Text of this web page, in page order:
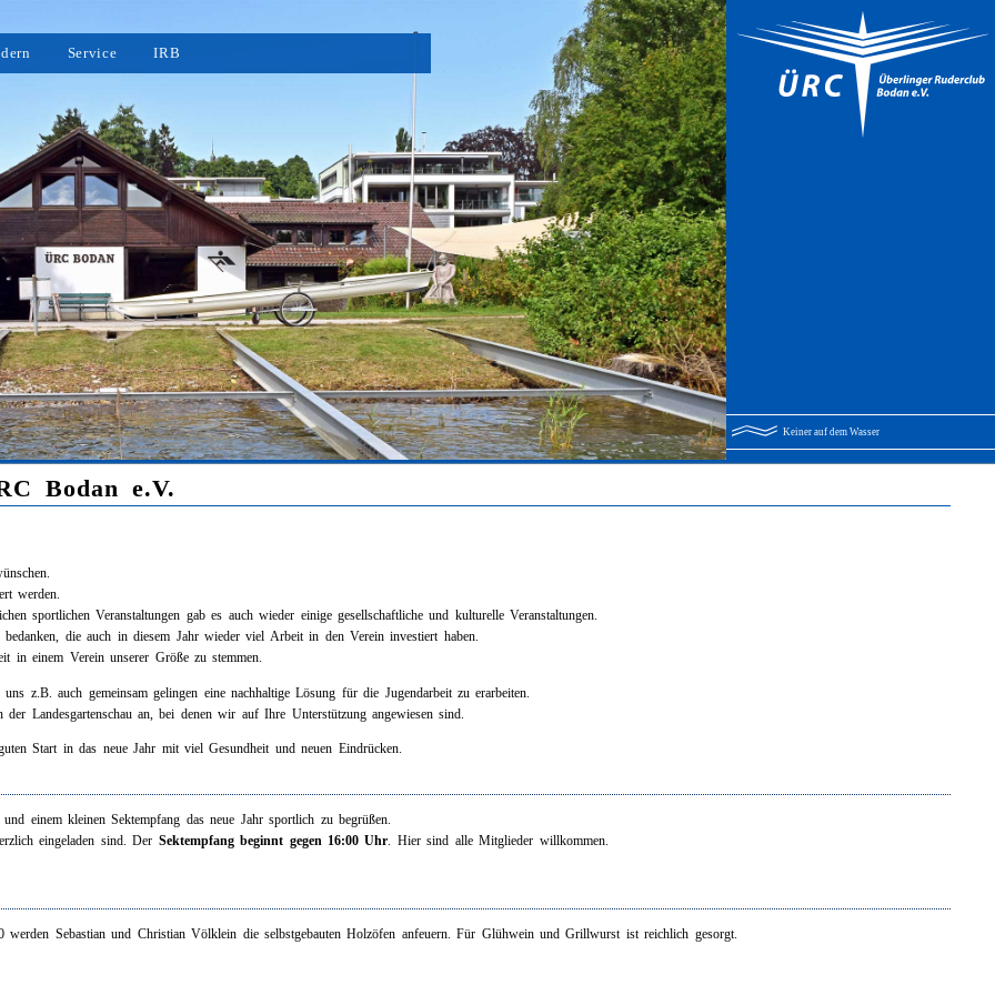
Service IRB
Keiner auf dem Wasser
Bodan e.V.
werden.
sportlichen Veranstaltungen gab es auch wieder einige gesellschaftliche und kulturelle Veranstaltungen.
die auch in diesem Jahr wieder viel Arbeit in den Verein investiert haben.
in einem Verein unserer Größe zu stemmen.
z.B. auch gemeinsam gelingen eine nachhaltige Lösung für die Jugendarbeit zu erarbeiten.
Landesgartenschau an, bei denen wir auf Ihre Unterstützung angewiesen sind.
Start in das neue Jahr mit viel Gesundheit und neuen Eindrücken.
einem kleinen Sektempfang das neue Jahr sportlich zu begrüßen.
eingeladen sind. Der Sektempfang beginnt gegen 16:00 Uhr. Hier sind alle Mitglieder willkommen.
Sebastian und Christian Völklein die selbstgebauten Holzöfen anfeuern. Für Glühwein und Grillwurst ist reichlich gesorgt.